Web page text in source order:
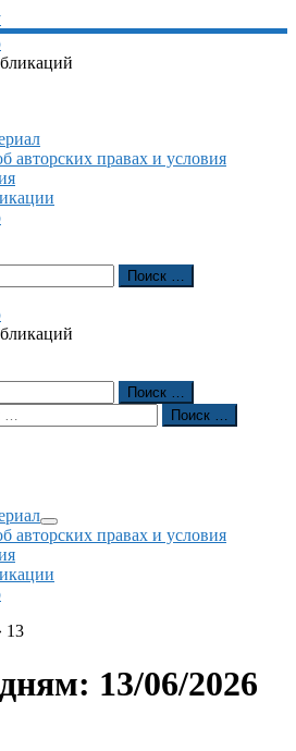
авторских правах и условия
Поиск …
Поиск …
Поиск …
авторских правах и условия
13
13/06/2026